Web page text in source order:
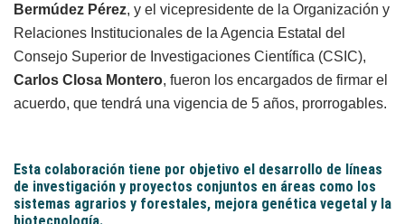
Bermúdez Pérez, y el vicepresidente de la Organización y
Relaciones Institucionales de la Agencia Estatal del
Consejo Superior de Investigaciones Científica (CSIC),
Carlos Closa Montero, fueron los encargados de firmar el
acuerdo, que tendrá una vigencia de 5 años, prorrogables.
Esta colaboración tiene por objetivo el desarrollo de líneas
de investigación y proyectos conjuntos en áreas como los
sistemas agrarios y forestales, mejora genética vegetal y la